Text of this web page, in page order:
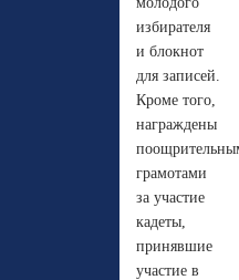
избирателя
и блокнот
для записей.
Кроме того,
награждены
грамотами
за участие
кадеты,
принявшие
участие в